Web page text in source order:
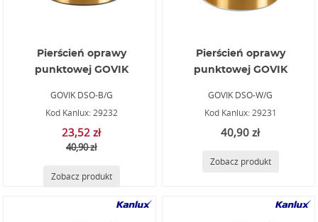
Pierścień oprawy
punktowej GOVIK
GOVIK DSO-B/G
Kod Kanlux: 29232
23,52 zł
40,90 zł
Zobacz produkt
Pierścień oprawy
punktowej GOVIK
GOVIK DSO-W/G
Kod Kanlux: 29231
40,90 zł
Zobacz produkt